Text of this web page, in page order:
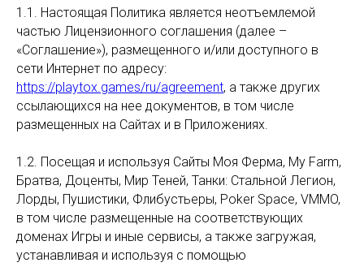
1.1. Настоящая Политика является неотъемлемой
частью Лицензионного соглашения (далее –
«Соглашение»), размещенного и/или доступного в
сети Интернет по адресу:
https://playtox.games/ru/agreement, а также других
ссылающихся на нее документов, в том числе
размещенных на Сайтах и в Приложениях.
1.2. Посещая и используя Сайты Моя Ферма, My Farm,
Братва, Доценты, Мир Теней, Танки: Стальной Легион,
Лорды, Пушистики, Флибустьеры, Poker Space, VMMO,
в том числе размещенные на соответствующих
доменах Игры и иные сервисы, а также загружая,
устанавливая и используя с помощью